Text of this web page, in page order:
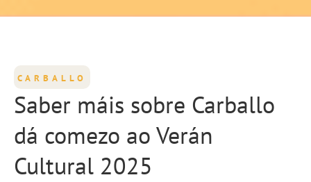
CARBALLO
Saber máis sobre Carballo
dá comezo ao Verán
Cultural 2025